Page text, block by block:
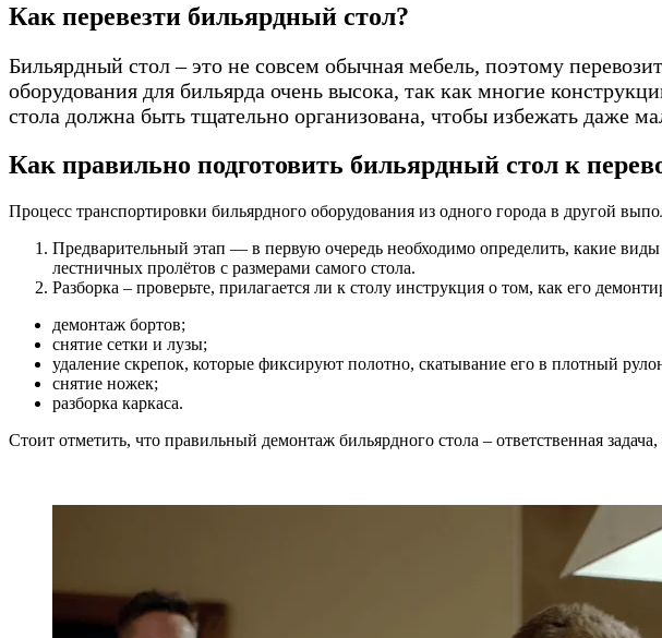
Как перевезти бильярдный стол?
Бильярдный стол – это не совсем обычная мебель, поэтому
оборудования для бильярда очень высока, так как многие
стола должна быть тщательно организована, чтобы избежать даже
Как правильно подготовить бильярдный стол к
Процесс транспортировки бильярдного оборудования из одного города в другой
Предварительный этап — в первую очередь необходимо определить, какие
лестничных пролётов с размерами самого стола.
Разборка – проверьте, прилагается ли к столу инструкция о том, как его
демонтаж бортов;
снятие сетки и лузы;
удаление скрепок, которые фиксируют полотно, скатывание его в плотный
снятие ножек;
разборка каркаса.
Стоит отметить, что правильный демонтаж бильярдного стола – ответственная